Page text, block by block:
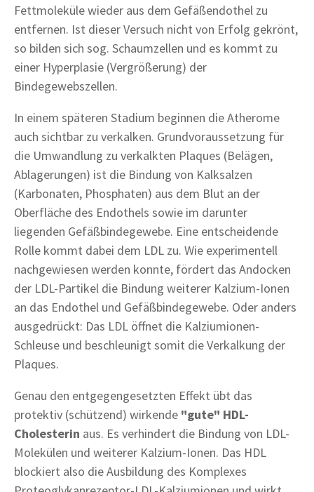
Fettmoleküle wieder aus dem Gefäßendothel zu
entfernen. Ist dieser Versuch nicht von Erfolg gekrönt,
so bilden sich sog. Schaumzellen und es kommt zu
einer Hyperplasie (Vergrößerung) der
Bindegewebszellen.
In einem späteren Stadium beginnen die Atherome
auch sichtbar zu verkalken. Grundvoraussetzung für
die Umwandlung zu verkalkten Plaques (Belägen,
Ablagerungen) ist die Bindung von Kalksalzen
(Karbonaten, Phosphaten) aus dem Blut an der
Oberfläche des Endothels sowie im darunter
liegenden Gefäßbindegewebe. Eine entscheidende
Rolle kommt dabei dem LDL zu. Wie experimentell
nachgewiesen werden konnte, fördert das Andocken
der LDL-Partikel die Bindung weiterer Kalzium-Ionen
an das Endothel und Gefäßbindegewebe. Oder anders
ausgedrückt: Das LDL öffnet die Kalziumionen-
Schleuse und beschleunigt somit die Verkalkung der
Plaques.
Genau den entgegengesetzten Effekt übt das
protektiv (schützend) wirkende "gute" HDL-
Cholesterin aus. Es verhindert die Bindung von LDL-
Molekülen und weiterer Kalzium-Ionen. Das HDL
blockiert also die Ausbildung des Komplexes